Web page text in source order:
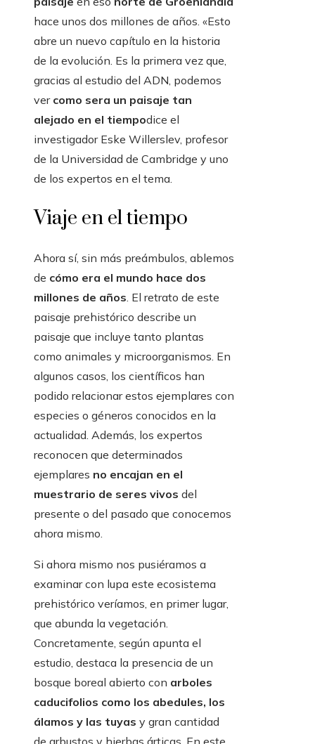
hace unos dos millones de años. «Esto
abre un nuevo capítulo en la historia
de la evolución. Es la primera vez que,
gracias al estudio del ADN, podemos
ver como sera un paisaje tan
alejado en el tiempodice el
investigador Eske Willerslev, profesor
de la Universidad de Cambridge y uno
de los expertos en el tema.
Viaje en el tiempo
Ahora sí, sin más preámbulos, ablemos
de cómo era el mundo hace dos
millones de años. El retrato de este
paisaje prehistórico describe un
paisaje que incluye tanto plantas
como animales y microorganismos. En
algunos casos, los científicos han
podido relacionar estos ejemplares con
especies o géneros conocidos en la
actualidad. Además, los expertos
reconocen que determinados
ejemplares no encajan en el
muestrario de seres vivos del
presente o del pasado que conocemos
ahora mismo.
Si ahora mismo nos pusiéramos a
examinar con lupa este ecosistema
prehistórico veríamos, en primer lugar,
que abunda la vegetación.
Concretamente, según apunta el
estudio, destaca la presencia de un
bosque boreal abierto con arboles
caducifolios como los abedules, los
álamos y las tuyas y gran cantidad